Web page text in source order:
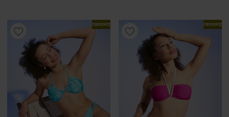
ΠΕΡΙΟΡΙΣΜΕΝΑ